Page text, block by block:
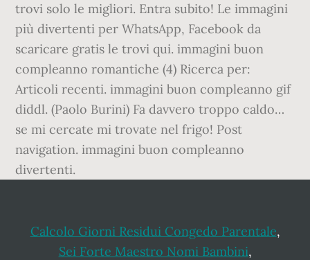
trovi solo le migliori. Entra subito! Le immagini
più divertenti per WhatsApp, Facebook da
scaricare gratis le trovi qui. immagini buon
compleanno romantiche (4) Ricerca per:
Articoli recenti. immagini buon compleanno gif
diddl. (Paolo Burini) Fa davvero troppo caldo…
se mi cercate mi trovate nel frigo! Post
navigation. immagini buon compleanno
divertenti.
Calcolo Giorni Residui Congedo Parentale,
Sei Forte Maestro Nomi Bambini,